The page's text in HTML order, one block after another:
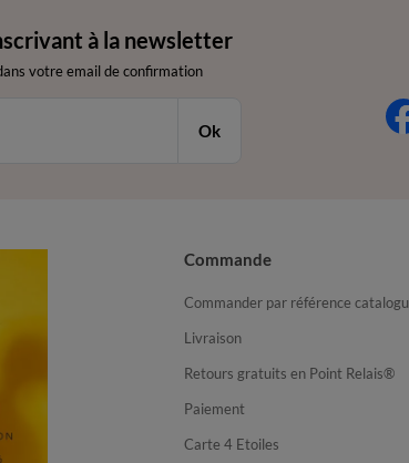
à la newsletter
votre email de confirmation
Ok
Commande
Commander par référence
Livraison
Retours gratuits en Point Relais®
Paiement
Carte 4 Etoiles